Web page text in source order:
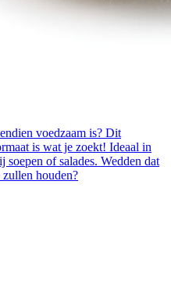
voedzaam is? Dit
is wat je zoekt! Ideaal in
of salades. Wedden dat
houden?